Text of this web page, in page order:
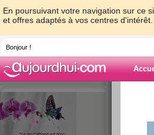
En poursuivant votre navigation sur ce
et offres adaptés à vos centres d'intérêt.
Bonjour !